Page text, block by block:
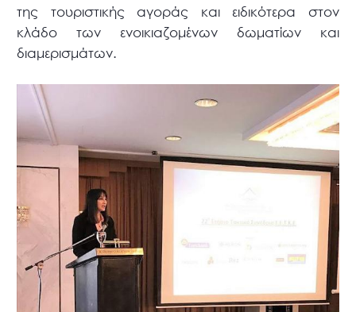
της τουριστικής αγοράς και ειδικότερα στον
κλάδο των ενοικιαζομένων δωματίων και
διαμερισμάτων.